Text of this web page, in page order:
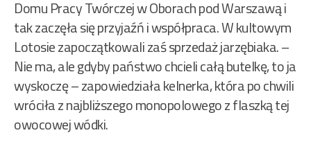
Domu Pracy Twórczej w Oborach pod Warszawą i
tak zaczęła się przyjaźń i współpraca. W kultowym
Lotosie zapoczątkowali zaś sprzedaż jarzębiaka. –
Nie ma, ale gdyby państwo chcieli całą butelkę, to ja
wyskoczę – zapowiedziała kelnerka, która po chwili
wróciła z najbliższego monopolowego z flaszką tej
owocowej wódki.